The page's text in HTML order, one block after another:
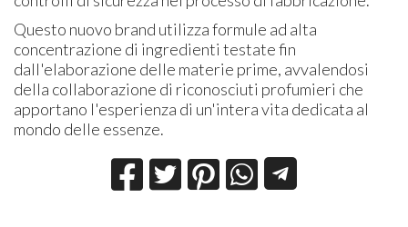
Questo nuovo brand utilizza formule ad alta
concentrazione di ingredienti testate fin
dall'elaborazione delle materie prime, avvalendosi
della collaborazione di riconosciuti profumieri che
apportano l'esperienza di un'intera vita dedicata al
mondo delle essenze.